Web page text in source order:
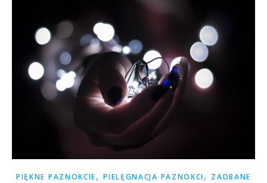
PIĘKNE PAZNOKCIE,PIELĘGNACJA PAZNOKCI, ZADBANE